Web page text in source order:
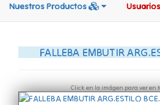
Nuestros Productos Usuarios
FALLEBA EMBUTIR
Click en la imágen para ver en